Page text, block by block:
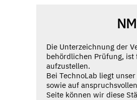
Die Unterzeichnung der
behördlichen Prüfung,
aufzustellen.
Bei TechnoLab liegt
sowie auf
Seite können wir diese